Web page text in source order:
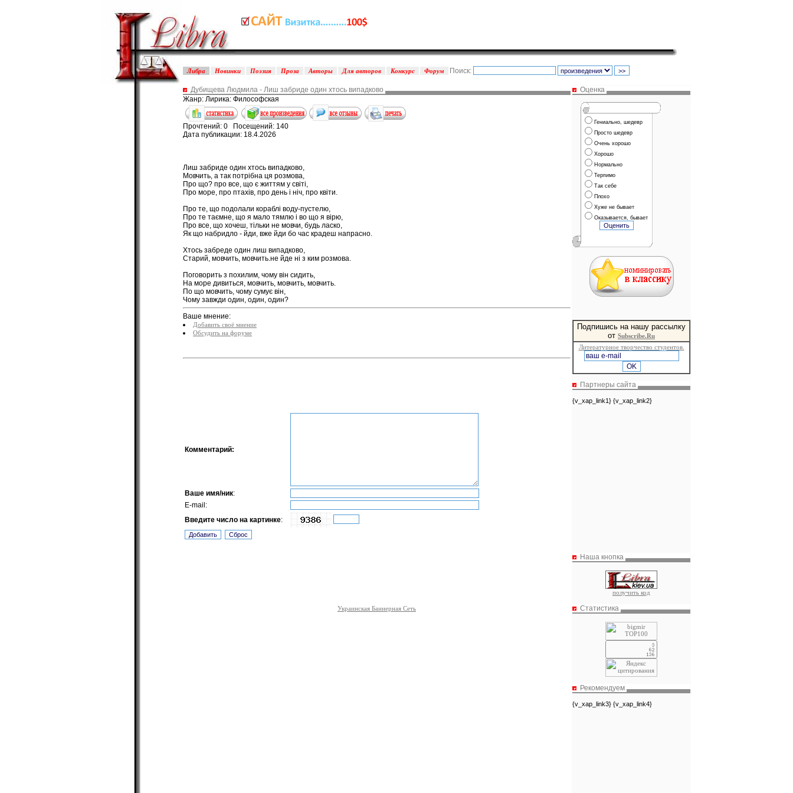
Поиск:
Либра Новинки Поэзия Проза Авторы Для авторов Конкурс Форум
Дубищева Людмила - Лиш забриде один хтось випадково
Жанр: Лирика: Философская
Прочтений: 0 Посещений: 140
Дата публикации: 18.4.2026
Лиш забриде один хтось випадково,
Мовчить, а так потрібна ця розмова,
Про що? про все, що є життям у світі,
Про море, про птахів, про день і ніч, про квіти.
Про те, що подолали кораблі воду-пустелю,
Про те таємне, що я мало тямлю і во що я вірю,
Про все, що хочеш, тільки не мовчи, будь ласко,
Як що набридло - йди, вже йди бо час крадеш напрасно.
Хтось забреде один лиш випадково,
Старий, мовчить, мовчить.не йде ні з ким розмова.
Поговорить з похилим, чому він сидить,
На море дивиться, мовчить, мовчить, мовчить.
По що мовчить, чому сумує він,
Чому завжди один, один, один?
Ваше мнение:
Добавить своё мнение
Обсудить на форуме
Комментарий:
Ваше имя/ник:
E-mail:
Введите число на картинке:
Украинская Баннерная Сеть
Оценка
Гениально, шедевр
Просто шедевр
Очень хорошо
Хорошо
Нормально
Терпимо
Так себе
Плохо
Хуже не бывает
Оказывается, бывает
Подпишись на нашу рассылку
от Subscribe.Ru
Литературное творчество студентов.
Партнеры сайта
{v_xap_link1} {v_xap_link2}
Наша кнопка
получить код
Статистика
Рекомендуем
{v_xap_link3} {v_xap_link4}